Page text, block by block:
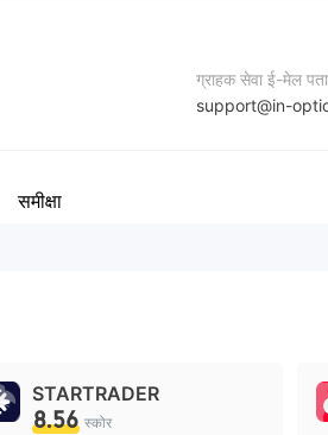
ग्राहक सेवा ई-मेल पता
support@in-
समीक्षा
STARTRADER
8.56 स्कोर